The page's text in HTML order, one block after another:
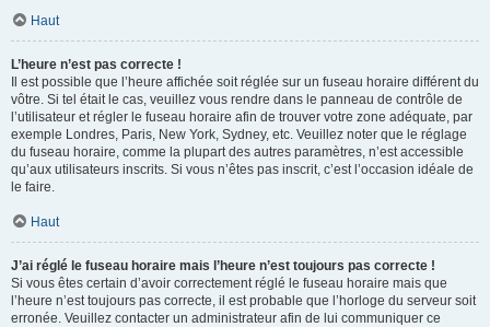
Haut
L’heure n’est pas correcte !
Il est possible que l’heure affichée soit réglée sur un fuseau horaire différent du
vôtre. Si tel était le cas, veuillez vous rendre dans le panneau de contrôle de
l’utilisateur et régler le fuseau horaire afin de trouver votre zone adéquate, par
exemple Londres, Paris, New York, Sydney, etc. Veuillez noter que le réglage
du fuseau horaire, comme la plupart des autres paramètres, n’est accessible
qu’aux utilisateurs inscrits. Si vous n’êtes pas inscrit, c’est l’occasion idéale de
le faire.
Haut
J’ai réglé le fuseau horaire mais l’heure n’est toujours pas correcte !
Si vous êtes certain d’avoir correctement réglé le fuseau horaire mais que
l’heure n’est toujours pas correcte, il est probable que l’horloge du serveur soit
erronée. Veuillez contacter un administrateur afin de lui communiquer ce